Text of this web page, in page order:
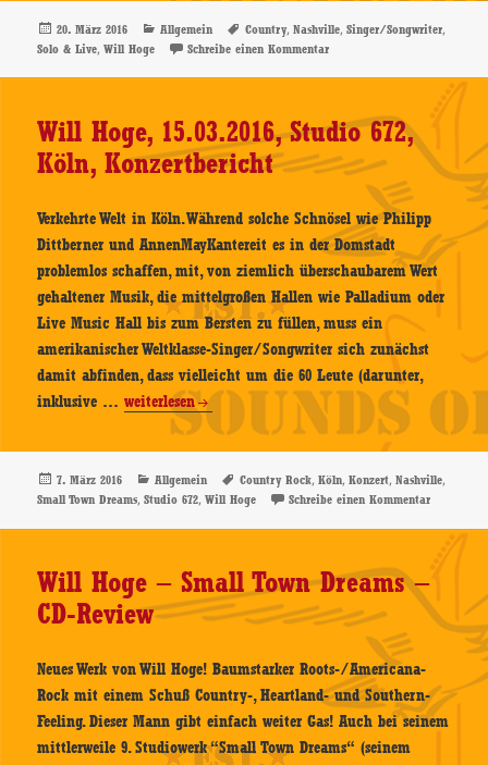
&
–
Review
Veröffentlicht
am
20. März 2016 Kategorien
Allgemein Schlagwörter
Country,Nashville,Singer/Songwriter,
Solo & Live,Will Hoge Schreibe einen Kommentarzu Will Hoge – Solo & Live –
Will Hoge, 15.03.2016, Studio 672,
Köln, Konzertbericht
Verkehrte Welt in Köln. Während solche Schnösel wie Philipp
Dittberner und AnnenMayKantereit es in der Domstadt
problemlos schaffen, mit, von ziemlich überschaubarem Wert
gehaltener Musik, die mittelgroßen Hallen wie Palladium oder
Live Music Hall bis zum Bersten zu füllen, muss ein
amerikanischer Weltklasse-Singer/Songwriter sich zunächst
damit abfinden, dass vielleicht um die 60 Leute (darunter,
inklusive …Will
15.03.2016,
Studio
672,
Köln,
weiterlesen
Veröffentlicht
am
7. März 2016 Kategorien
Allgemein Schlagwörter
Country Rock,Köln,Konzert,Nashville,
Small Town Dreams,Studio 672,Will Hoge Schreibe einen Kommentarzu Will
Will Hoge – Small Town Dreams –
CD-Review
Neues Werk von Will Hoge! Baumstarker Roots-/Americana-
Rock mit einem Schuß Country-, Heartland- und Southern-
Feeling. Dieser Mann gibt einfach weiter Gas! Auch bei seinem
mittlerweile 9. Studiowerk “Small Town Dreams“ (seinem